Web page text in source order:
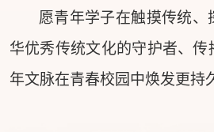
愿青年学子在触摸传统、
华优秀传统文化的守护者、传
年文脉在青春校园中焕发更持